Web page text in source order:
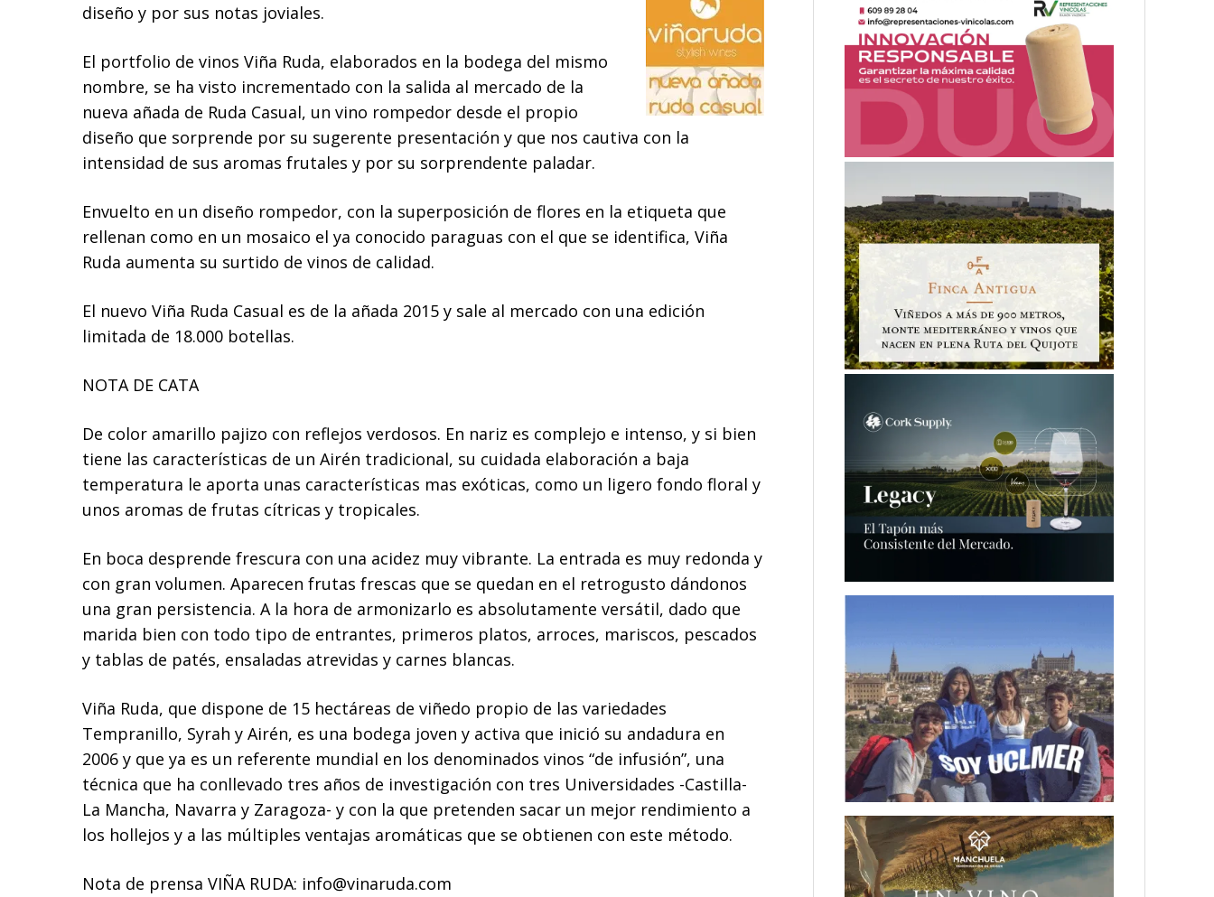
diseño y por sus notas joviales.
El portfolio de vinos Viña Ruda, elaborados en la bodega del mismo
nombre, se ha visto incrementado con la salida al mercado de la
nueva añada de Ruda Casual, un vino rompedor desde el propio
diseño que sorprende por su sugerente presentación y que nos cautiva con la
intensidad de sus aromas frutales y por su sorprendente paladar.
Envuelto en un diseño rompedor, con la superposición de flores en la etiqueta que
rellenan como en un mosaico el ya conocido paraguas con el que se identifica, Viña
Ruda aumenta su surtido de vinos de calidad.
El nuevo Viña Ruda Casual es de la añada 2015 y sale al mercado con una edición
limitada de 18.000 botellas.
NOTA DE CATA
De color amarillo pajizo con reflejos verdosos. En nariz es complejo e intenso, y si bien
tiene las características de un Airén tradicional, su cuidada elaboración a baja
temperatura le aporta unas características mas exóticas, como un ligero fondo floral y
unos aromas de frutas cítricas y tropicales.
En boca desprende frescura con una acidez muy vibrante. La entrada es muy redonda y
con gran volumen. Aparecen frutas frescas que se quedan en el retrogusto dándonos
una gran persistencia. A la hora de armonizarlo es absolutamente versátil, dado que
marida bien con todo tipo de entrantes, primeros platos, arroces, mariscos, pescados
y tablas de patés, ensaladas atrevidas y carnes blancas.
Viña Ruda, que dispone de 15 hectáreas de viñedo propio de las variedades
Tempranillo, Syrah y Airén, es una bodega joven y activa que inició su andadura en
2006 y que ya es un referente mundial en los denominados vinos “de infusión”, una
técnica que ha conllevado tres años de investigación con tres Universidades -Castilla-
La Mancha, Navarra y Zaragoza- y con la que pretenden sacar un mejor rendimiento a
los hollejos y a las múltiples ventajas aromáticas que se obtienen con este método.
Nota de prensa VIÑA RUDA: info@vinaruda.com